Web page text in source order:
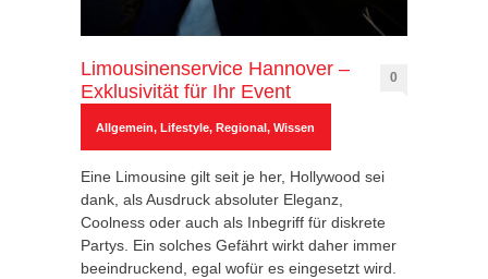
Limousinenservice Hannover –
Exklusivität für Ihr Event
0
Allgemein, Lifestyle, Regional, Wissen
Eine Limousine gilt seit je her, Hollywood sei
dank, als Ausdruck absoluter Eleganz,
Coolness oder auch als Inbegriff für diskrete
Partys. Ein solches Gefährt wirkt daher immer
beeindruckend, egal wofür es eingesetzt wird.